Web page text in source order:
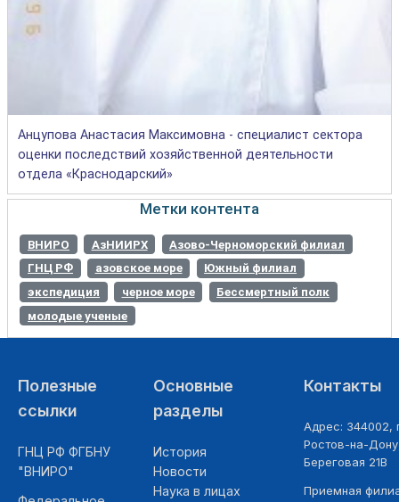
Анцупова Анастасия Максимовна - специалист сектора
оценки последствий хозяйственной деятельности
отдела «Краснодарский»
Метки контента
ВНИРО АзНИИРХ
Азово-Черноморский филиал
ГНЦ РФ
азовское море
Южный филиал
экспедиция
черное море
Бессмертный полк
молодые ученые
Полезные
ссылки
ГНЦ РФ ФГБНУ
"ВНИРО"
Основные
разделы
История
Новости
Наука в лицах
Контакты
Адрес: 344002,
Ростов-на-
Береговая 21В
Приемная